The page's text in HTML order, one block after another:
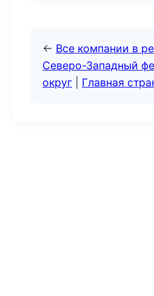
← Все компании в
Северо-Западный
округ
Главная